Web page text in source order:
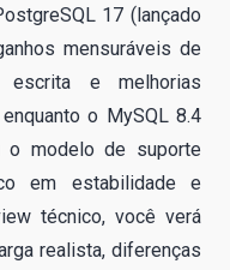
17 (lançado
mensuráveis de
e melhorias
o MySQL 8.4
o modelo de suporte
em estabilidade e
técnico, você verá
realista, diferenças